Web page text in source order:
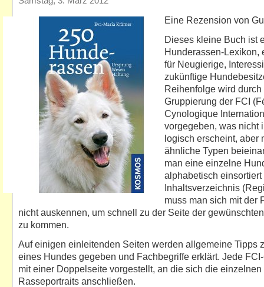
Eine Rezension von
Dieses kleine Buch ist
Hunderassen-Lexikon,
für Neugierige,
zukünftige
Reihenfolge wird durch
Gruppierung der FCI
Cynologique
vorgegeben, was nicht
logisch erscheint, aber
ähnliche Typen
man eine einzelne
alphabetisch einsortiert
Inhaltsverzeichnis
muss man sich mit der
nicht auskennen, um schnell zu der Seite der
zu kommen.
Auf einigen einleitenden Seiten werden allgemeine Tipps
eines Hundes gegeben und Fachbegriffe erklärt. Jede
mit einer Doppelseite vorgestellt, an die sich die einzelnen
Rasseportraits anschließen.